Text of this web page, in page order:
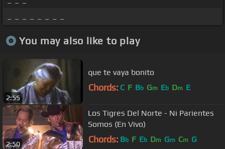
You may also like to play
2:55
que te vaya bonito
Chords: C F Bb Gm Eb Dm E
2:50
Los Tigres Del Norte - Ni Parientes
Somos (En Vivo)
Chords: Bb F Eb Dm Gm Cm G